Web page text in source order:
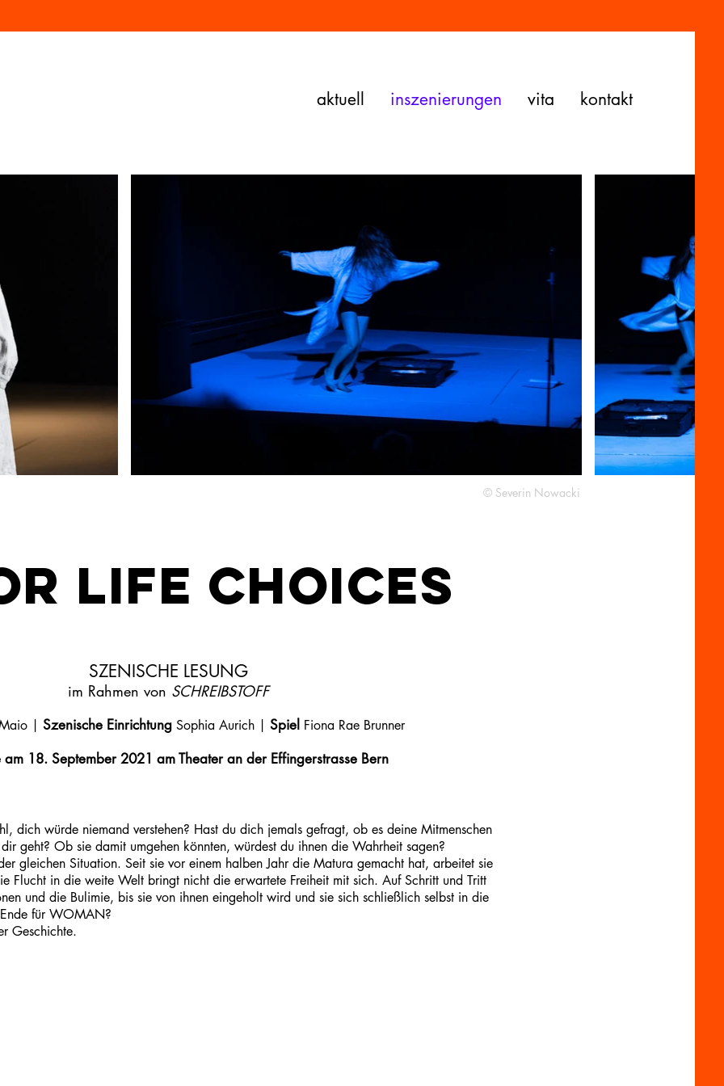
© Severin Nowacki
LIFE CHOICES
SZENISCHE LESUNG
im Rahmen von SCHREIBSTOFF
| Szenische Einrichtung Sophia Aurich | Spiel Fiona Rae Brunner
am 18. September 2021 am Theater an der Effingerstrasse Bern
dich würde niemand verstehen? Hast du dich jemals gefragt, ob es deine Mitmenschen
geht? Ob sie damit umgehen könnten, würdest du ihnen die Wahrheit sagen?
gleichen Situation. Seit sie vor einem halben Jahr die Matura gemacht hat, arbeitet sie
Flucht in die weite Welt bringt nicht die erwartete Freiheit mit sich. Auf Schritt und Tritt
und die Bulimie, bis sie von ihnen eingeholt wird und sie sich schließlich selbst in die
für WOMAN?
Geschichte.
aktuell inszenierungen vita kontakt